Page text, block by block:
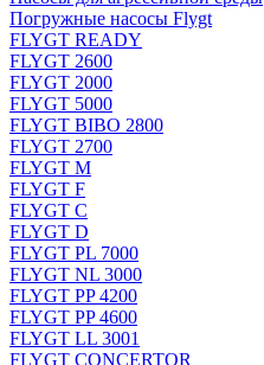
Погружные насосы Flygt
FLYGT READY
FLYGT 2600
FLYGT 2000
FLYGT 5000
FLYGT BIBO 2800
FLYGT 2700
FLYGT M
FLYGT F
FLYGT C
FLYGT D
FLYGT PL 7000
FLYGT NL 3000
FLYGT PP 4200
FLYGT PP 4600
FLYGT LL 3001
FLYGT CONCERTOR